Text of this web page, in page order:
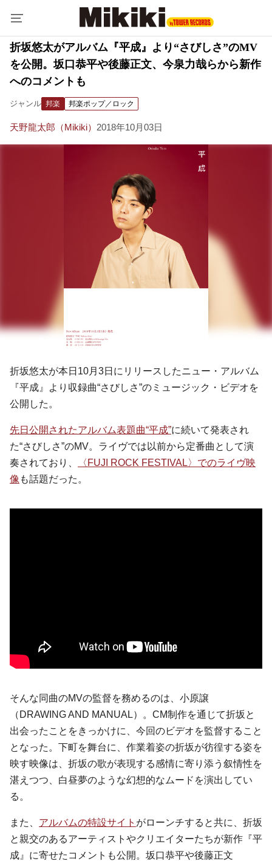
折坂悠太がアルバム『平成』より“さびしさ”のMV
を公開。坂口恭平や後藤正文、今泉力哉らから新作
へのコメントも
ジャンル 邦楽 邦楽ポップ／ロック
天野龍太郎（Mikiki） 2018年10月03日
折坂悠太が本日10月3日にリリースしたニュー・アルバム
『平成』より収録曲“さびしさ”のミュージック・ビデオを
公開した。
先日公開されたアルバム表題曲“平成”に続いて発表され
た“さびしさ”のMV。ライヴでは以前から定番曲として演
奏されており、
〈FUJI ROCK FESTIVAL〉でのライヴ映
像 も話題だった。
そんな同曲のMVの監督を務めるのは、小原譲
（DRAWING AND MANUAL）。CM制作を通じて折坂と
出会ったことをきっかけに、今回のビデオを監督すること
となった。下町を舞台に、作業着姿の折坂が彷徨する姿を
映す映像は、折坂の歌が表現する感情に寄り添う叙情性を
湛えつつ、白昼夢のような幻想的なムードを演出してい
る。
また、 アルバムの特設サイト がローンチすると共に、折坂
と親交のあるアーティストやクリエイターたちが新作『平
成』に寄せたコメントも公開。坂口恭平や後藤正文